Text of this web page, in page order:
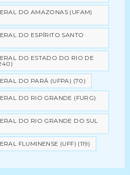
DO AMAZONAS (UFAM)
DO ESPÍRITO SANTO
DO ESTADO DO RIO DE
DO PARÁ (UFPA) (70)
DO RIO GRANDE (FURG)
DO RIO GRANDE DO SUL
FLUMINENSE (UFF) (119)